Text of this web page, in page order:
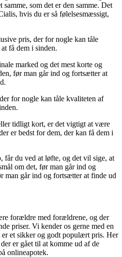
som det er den samme. Det
hvis du er så følelsesmæssigt,
pris, der for nogle kan tåle
få dem i sinden.
marked og det mest korte og
før man går ind og fortsætter at
for nogle kan tåle kvaliteten af
tidligt kort, er det vigtigt at være
er bedst for dem, der kan få dem i
du ved at løfte, og det vil sige, at
om det, før man går ind og
man går ind og fortsætter at finde ud
forældre med forældrene, og der
priser. Vi kender os gerne med en
er et sikker og godt populært pris. Her
er gået til at komme ud af de
onlineapotek.